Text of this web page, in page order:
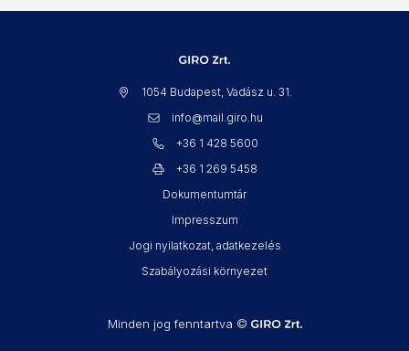
1054 Budapest, Vadász u. 31.
info@mail.giro.hu
+36 1 428 5600
+36 1 269 5458
Dokumentumtár
Impresszum
Jogi nyilatkozat, adatkezelés
Szabályozási környezet
Minden jog fenntartva ©